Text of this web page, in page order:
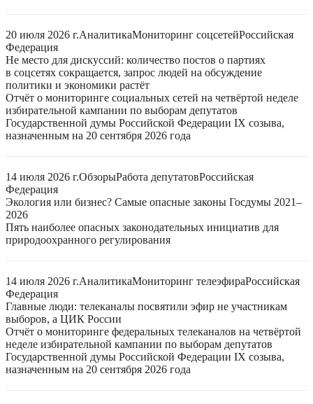
20 июля 2026 г.АналитикаМониторинг соцсетейРоссийская
Федерация
Не место для дискуссий: количество постов о партиях
в соцсетях сокращается, запрос людей на обсуждение
политики и экономики растёт
Отчёт о мониторинге социальных сетей на четвёртой неделе
избирательной кампании по выборам депутатов
Государственной думы Российской Федерации IX созыва,
назначенным на 20 сентября 2026 года
14 июля 2026 г.ОбзорыРабота депутатовРоссийская
Федерация
Экология или бизнес? Самые опасные законы Госдумы 2021–
2026
Пять наиболее опасных законодательных инициатив для
природоохранного регулирования
14 июля 2026 г.АналитикаМониторинг телеэфираРоссийская
Федерация
Главные люди: телеканалы посвятили эфир не участникам
выборов, а ЦИК России
Отчёт о мониторинге федеральных телеканалов на четвёртой
неделе избирательной кампании по выборам депутатов
Государственной думы Российской Федерации IX созыва,
назначенным на 20 сентября 2026 года